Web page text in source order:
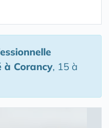
à Corancy, 15 à